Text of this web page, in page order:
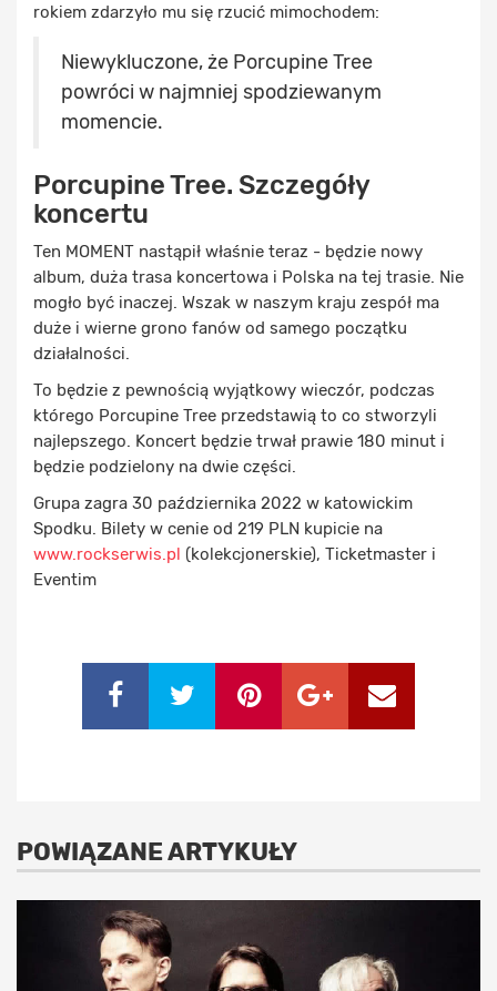
rokiem zdarzyło mu się rzucić mimochodem:
Niewykluczone, że Porcupine Tree
powróci w najmniej spodziewanym
momencie.
Porcupine Tree. Szczegóły
koncertu
Ten MOMENT nastąpił właśnie teraz - będzie nowy
album, duża trasa koncertowa i Polska na tej trasie. Nie
mogło być inaczej. Wszak w naszym kraju zespół ma
duże i wierne grono fanów od samego początku
działalności.
To będzie z pewnością wyjątkowy wieczór, podczas
którego Porcupine Tree przedstawią to co stworzyli
najlepszego. Koncert będzie trwał prawie 180 minut i
będzie podzielony na dwie części.
Grupa zagra 30 października 2022 w katowickim
Spodku. Bilety w cenie od 219 PLN kupicie na
www.rockserwis.pl (kolekcjonerskie), Ticketmaster i
Eventim
POWIĄZANE ARTYKUŁY